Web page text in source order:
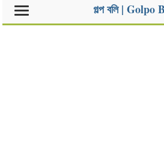
গল্প বলি | Golpo